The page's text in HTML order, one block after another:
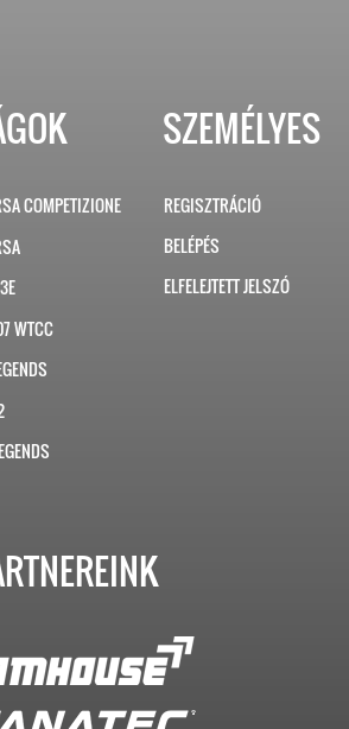
COMPETIZIONE
WTCC
SZEMÉLYES
REGISZTRÁCIÓ
BELÉPÉS
ELFELEJTETT JELSZÓ